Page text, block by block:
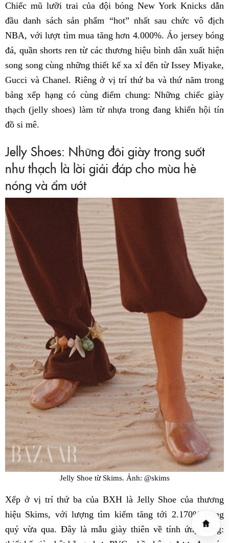
Chiếc mũ lưỡi trai của đội bóng New York Knicks dẫn
đầu danh sách sản phẩm “hot” nhất sau chức vô địch
NBA, với lượt tìm mua tăng hơn 4.000%. Áo jersey bóng
đá, quần shorts ren từ các thương hiệu bình dân xuất hiện
song song cùng những thiết kế xa xỉ đến từ Issey Miyake,
Gucci và Chanel. Riêng ở vị trí thứ ba và thứ năm trong
bảng xếp hạng có cùng điểm chung: Những chiếc giày
thạch (jelly shoes) làm từ nhựa trong đang khiến hội tín
đồ si mê.
Jelly Shoes: Những đôi giày trong suốt
như thạch là lời giải đáp cho mùa hè
nóng và ẩm ướt
Jelly Shoe từ Skims. Ảnh: @skims
Xếp ở vị trí thứ ba của BXH là Jelly Shoe của thương
hiệu Skims, với lượng tìm kiếm tăng tới 2.170% trong
quý vừa qua. Đây là mẫu giày thiên về tính ứng dụng: